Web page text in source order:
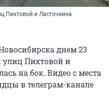
Пихтовой и Ласточкина
днем 23
улиц Пихтовой и
на бок. Видео с места
в телеграм-канале